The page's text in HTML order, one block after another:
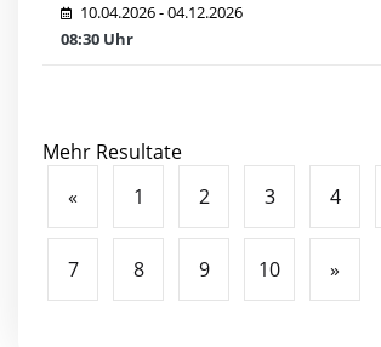
10.04.2026 - 04.12.2026
08:30 Uhr
Mehr Resultate
«
1 2 3 4
7 8 9 10 »